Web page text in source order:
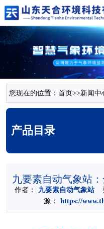
您现在的位置： 首页>>新闻中
产品目录
九要素自动气象站
作者： 九要素自动气象站更
源：
https://